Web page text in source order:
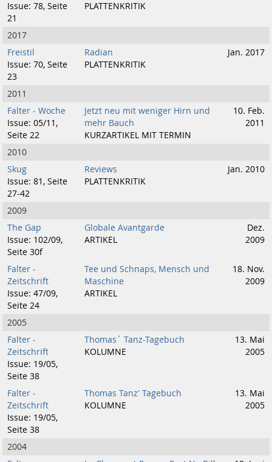
Issue: 78, Seite
21
PLATTENKRITIK
2017
Freistil
Issue: 70, Seite
23
Radian
PLATTENKRITIK
Jan. 2017
2011
Falter - Woche
Issue: 05/11,
Seite 22
Jetzt neu mit weniger Hirn und
mehr Bauch
KURZARTIKEL MIT TERMIN
10. Feb.
2011
2010
Skug
Issue: 81, Seite
27-42
Reviews
PLATTENKRITIK
Jan. 2010
2009
The Gap
Issue: 102/09,
Seite 30f
Globale Avantgarde
ARTIKEL
Dez.
2009
Falter -
Zeitschrift
Issue: 47/09,
Seite 24
Tee und Schnaps, Mensch und
Maschine
ARTIKEL
18. Nov.
2009
2005
Falter -
Zeitschrift
Issue: 19/05,
Seite 38
Thomas´ Tanz-Tagebuch
KOLUMNE
13. Mai
2005
Falter -
Zeitschrift
Issue: 19/05,
Seite 38
Thomas Tanz' Tagebuch
KOLUMNE
13. Mai
2005
2004